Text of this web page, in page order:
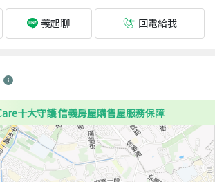
義起聊 回電給我
十大守護 信義房屋購售屋服務保障